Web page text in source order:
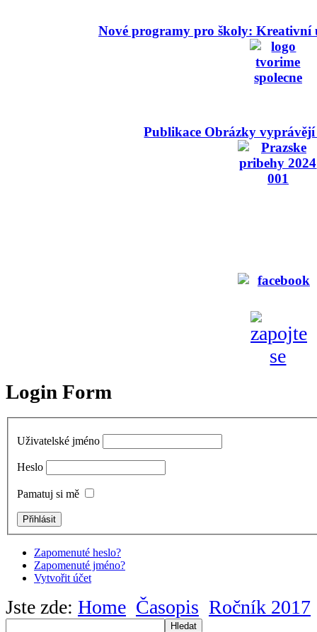
Nové programy pro školy: Kreativní
Publikace Obrázky
Login Form
Uživatelské jméno
Heslo
Pamatuj si mě
Zapomenuté heslo?
Zapomenuté jméno?
Vytvořit účet
Jste zde: Home Časopis Ročník 2017
Hledat